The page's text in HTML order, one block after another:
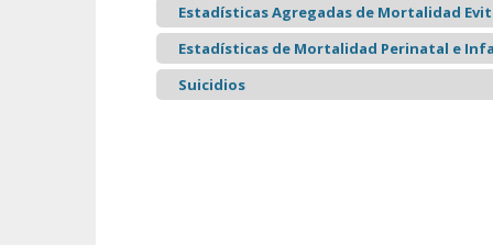
Estadísticas Agregadas de Mortalidad
Estadísticas de Mortalidad Perinatal e
Suicidios